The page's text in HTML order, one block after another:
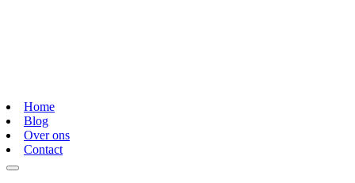
Home
Blog
Over ons
Contact